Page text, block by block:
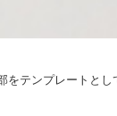
テンプレートとし